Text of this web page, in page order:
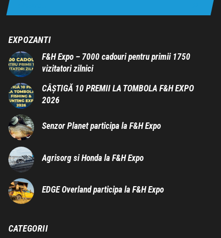
EXPOZANTI
F&H Expo – 7000 cadouri pentru primii 1750
vizitatori zilnici
CÂȘTIGĂ 10 PREMII LA TOMBOLA F&H EXPO
2026
Senzor Planet participa la F&H Expo
Agrisorg si Honda la F&H Expo
EDGE Overland participa la F&H Expo
CATEGORII